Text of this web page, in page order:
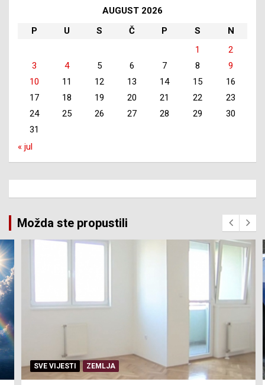
AUGUST 2026
P
U S Č P S
N
1
2
3
4 5 6 7 8
9
10
11 12 13 14 15
16
17
18 19 20 21 22
23
24
25 26 27 28 29
30
31
« jul
Možda ste propustili
SVE VIJESTI ZEMLJA